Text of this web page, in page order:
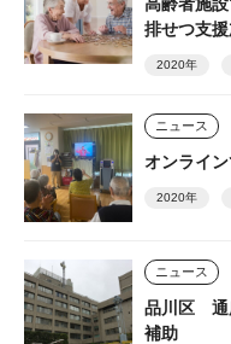
排せつ支
2020年
ニュース
オンライ
2020年
ニュース
品川区 通
補助